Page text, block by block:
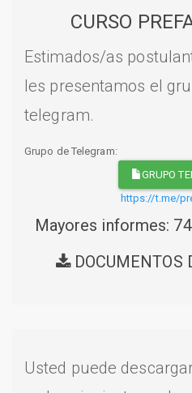
CURSO
Estimados/as
les presentamos el
telegram.
Grupo de Telegram:
GRUPO
https://t.me/
Mayores informes:
DOCUMENTOS
Usted puede